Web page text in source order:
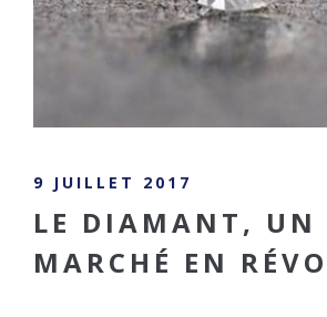
9 JUILLET 2017
LE DIAMANT, UN
MARCHÉ EN